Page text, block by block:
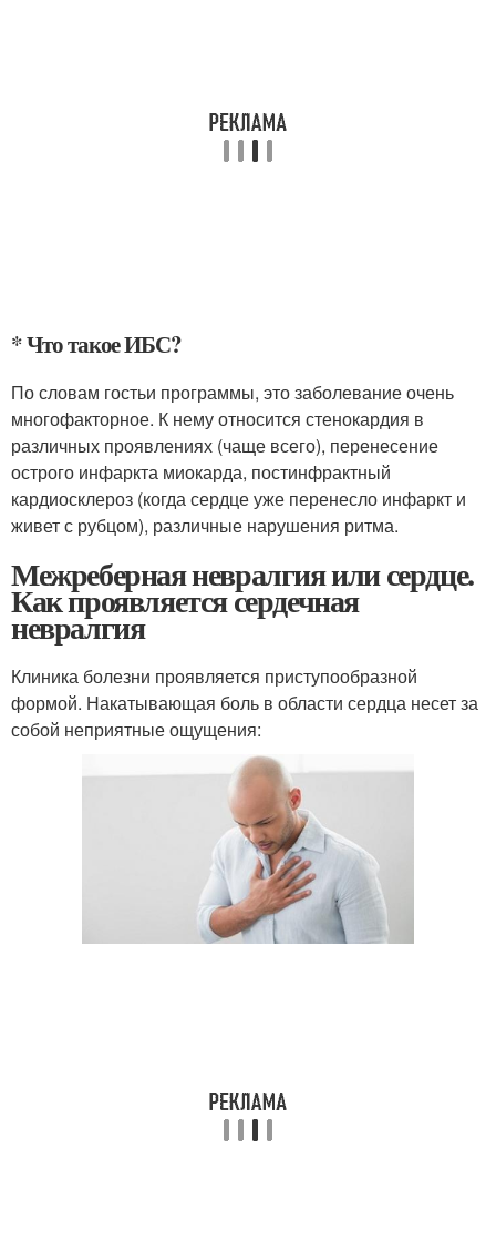
* Что такое ИБС?
По словам гостьи программы, это заболевание очень
многофакторное. К нему относится стенокардия в
различных проявлениях (чаще всего), перенесение
острого инфаркта миокарда, постинфрактный
кардиосклероз (когда сердце уже перенесло инфаркт и
живет с рубцом), различные нарушения ритма.
Межреберная невралгия или сердце.
Как проявляется сердечная
невралгия
Клиника болезни проявляется приступообразной
формой. Накатывающая боль в области сердца несет за
собой неприятные ощущения: